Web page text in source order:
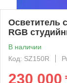
Осветитель
RGB
В наличии
Код: SZ150R
230 000